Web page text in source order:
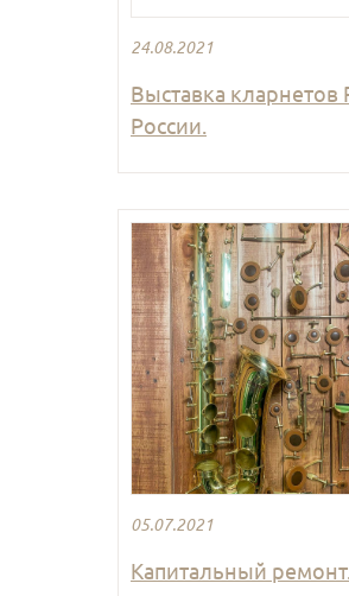
24.08.2021
Выставка кларнетов
России.
05.07.2021
Капитальный